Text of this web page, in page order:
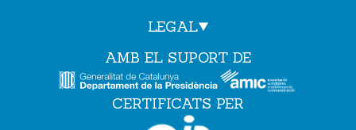
LEGAL
AMB EL SUPORT DE
CERTIFICATS PER